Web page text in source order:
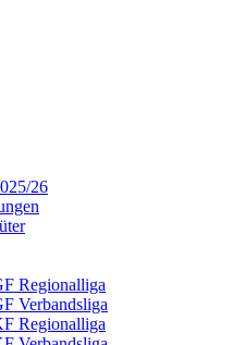
26
Regionalliga
Verbandsliga
Regionalliga